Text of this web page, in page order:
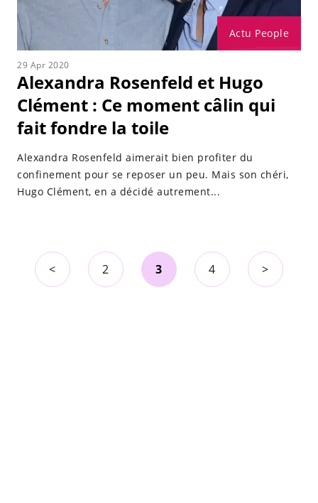
Actu People
29 Apr 2020
Alexandra Rosenfeld et Hugo
Clément : Ce moment câlin qui
fait fondre la toile
Alexandra Rosenfeld aimerait bien profiter du
confinement pour se reposer un peu. Mais son chéri,
Hugo Clément, en a décidé autrement...
< 2 3 4 >